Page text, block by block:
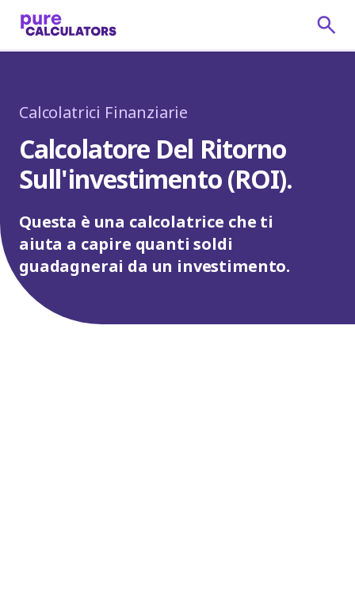
Calcolatrici Finanziarie
Calcolatore Del Ritorno
Sull'investimento (ROI).
Questa è una calcolatrice che ti
aiuta a capire quanti soldi
guadagnerai da un investimento.